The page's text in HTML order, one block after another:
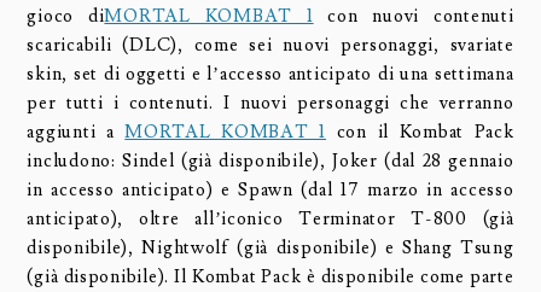
gioco diMORTAL KOMBAT 1 con nuovi contenuti
scaricabili (DLC), come sei nuovi personaggi, svariate
skin, set di oggetti e l’accesso anticipato di una settimana
per tutti i contenuti. I nuovi personaggi che verranno
aggiunti aMORTAL KOMBAT 1 con il Kombat Pack
includono: Sindel (già disponibile), Joker (dal 28 gennaio
in accesso anticipato) e Spawn (dal 17 marzo in accesso
anticipato), oltre all’iconico Terminator T-800 (già
disponibile), Nightwolf (già disponibile) e Shang Tsung
(già disponibile). Il Kombat Pack è disponibile come parte